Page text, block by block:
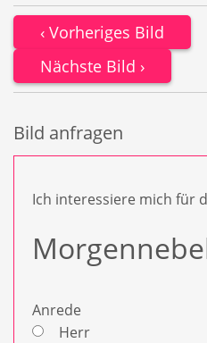
Vorheriges Bild
Nächste Bild
Bild anfragen
Ich interessiere mich für
Anrede
Herr